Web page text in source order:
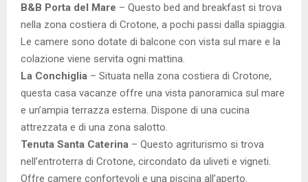
B&B Porta del Mare – Questo bed and breakfast si trova
nella zona costiera di Crotone, a pochi passi dalla spiaggia.
Le camere sono dotate di balcone con vista sul mare e la
colazione viene servita ogni mattina.
La Conchiglia – Situata nella zona costiera di Crotone,
questa casa vacanze offre una vista panoramica sul mare
e un’ampia terrazza esterna. Dispone di una cucina
attrezzata e di una zona salotto.
Tenuta Santa Caterina – Questo agriturismo si trova
nell’entroterra di Crotone, circondato da uliveti e vigneti.
Offre camere confortevoli e una piscina all’aperto.